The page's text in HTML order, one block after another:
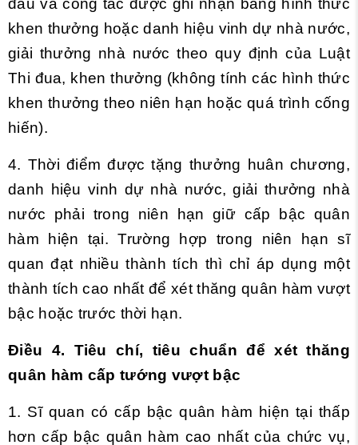
đấu và công tác được ghi nhận bằng hình thức
khen thưởng hoặc danh hiệu vinh dự nhà nước,
giải thưởng nhà nước theo quy định của Luật
Thi đua, khen thưởng (không tính các hình thức
khen thưởng theo niên hạn hoặc quá trình cống
hiến).
4. Thời điểm được tặng thưởng huân chương,
danh hiệu vinh dự nhà nước, giải thưởng nhà
nước phải trong niên hạn giữ cấp bậc quân
hàm hiện tại. Trường hợp trong niên hạn sĩ
quan đạt nhiều thành tích thì chỉ áp dụng một
thành tích cao nhất để xét thăng quân hàm vượt
bậc hoặc trước thời hạn.
Điều 4. Tiêu chí, tiêu chuẩn để xét thăng
quân hàm cấp tướng vượt bậc
1. Sĩ quan có cấp bậc quân hàm hiện tại thấp
hơn cấp bậc quân hàm cao nhất của chức vụ,